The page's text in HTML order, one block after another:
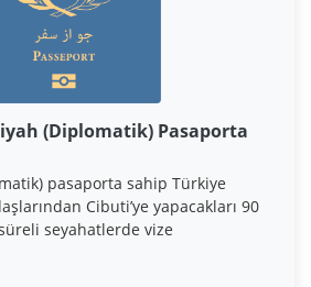
(Diplomatik) Pasaporta
pasaporta sahip Türkiye
Cibuti’ye yapacakları 90
seyahatlerde vize